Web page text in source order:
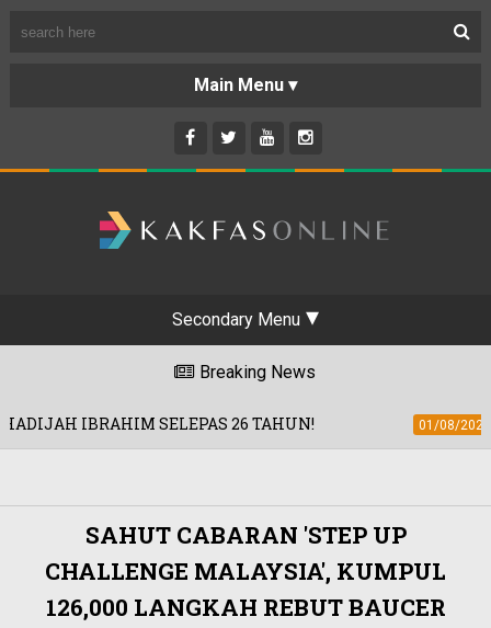
Secondary Menu
Breaking News
SELEPAS 26 TAHUN!
SAHUT CABARAN 'STEP UP
CHALLENGE MALAYSIA', KUMPUL
126,000 LANGKAH REBUT BAUCER